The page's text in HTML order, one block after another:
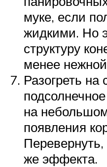
муке, если
жидкими. Но
структуру
менее
Разогреть на
на
появления
же эффекта.